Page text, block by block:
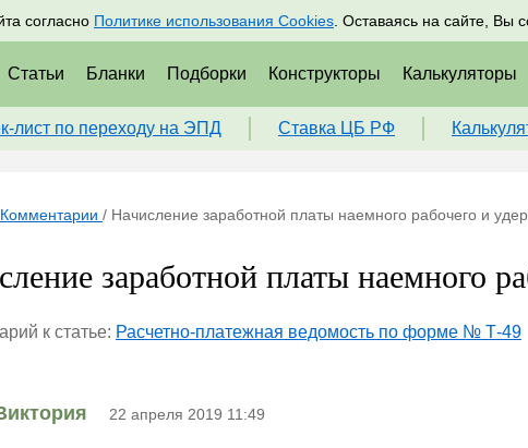
согласно Политике использования Cookies . Оставаясь на сайте, Вы
Подписаться
Статьи Бланки Подборки Конструкторы Калькуляторы
лист по переходу на ЭПД Ставка ЦБ РФ
Комментарии / Начисление заработной платы наемного рабочего и
заработной платы наемного
к статье: Расчетно-платежная ведомость по форме № Т-49
22 апреля 2019 11:49